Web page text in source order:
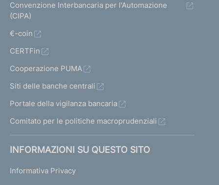
Convenzione Interbancaria per l'Automazione
(CIPA)
€-coin
CERTFin
Cooperazione PUMA
Siti delle banche centrali
Portale della vigilanza bancaria
Comitato per le politiche macroprudenziali
INFORMAZIONI SU QUESTO SITO
Informativa Privacy